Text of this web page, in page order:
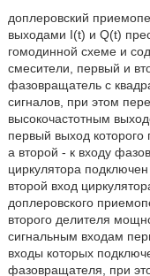
доплеровский
выходами I(t) и Q(t)
гомодинной схеме и
смесители, первый и
фазовращатель с
сигналов, при этом
высокочастотным
первый выход которого
а второй - к входу
циркулятора
второй вход
доплеровского
второго делителя
сигнальным входам
входы которых
фазовращателя, при